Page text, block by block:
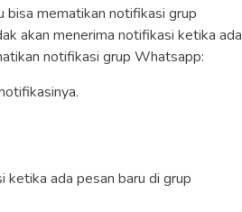
bisa mematikan notifikasi grup
akan menerima notifikasi ketika ada
notifikasi grup Whatsapp:
ketika ada pesan baru di grup